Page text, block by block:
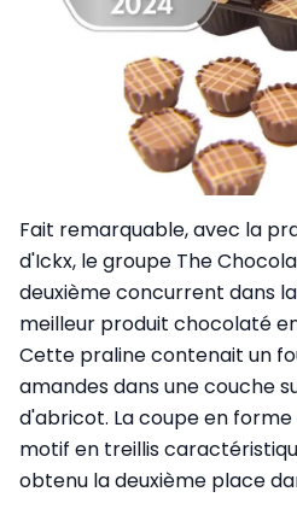
Fait remarquable, avec la
d'Ickx, le groupe The
deuxième concurrent dans
meilleur produit chocolaté
Cette praline contenait un
amandes dans une couche
d'abricot. La coupe en
motif en treillis
obtenu la deuxième place